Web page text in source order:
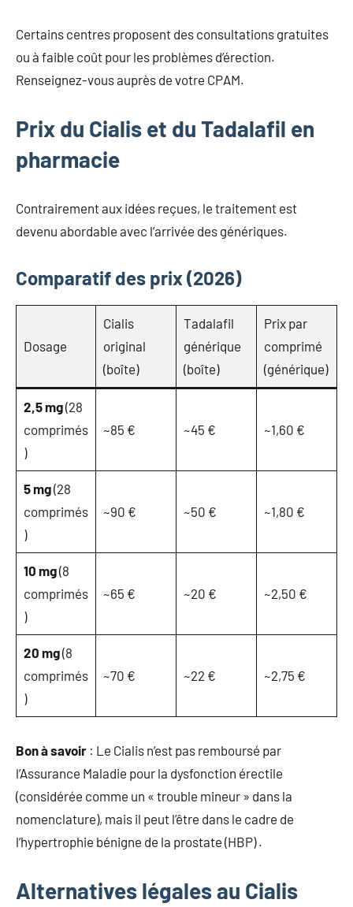
Certains centres proposent des consultations gratuites
ou à faible coût pour les problèmes d’érection.
Renseignez-vous auprès de votre CPAM.
Prix du Cialis et du Tadalafil en
pharmacie
Contrairement aux idées reçues, le traitement est
devenu abordable avec l’arrivée des génériques.
Comparatif des prix (2026)
Dosage
Cialis
original
(boîte)
Tadalafil
générique
(boîte)
Prix par
comprimé
(générique)
2,5 mg(28
comprimés
)
~85 € ~45 € ~1,60 €
5 mg(28
comprimés
)
~90 € ~50 € ~1,80 €
10 mg(8
comprimés
)
~65 € ~20 € ~2,50 €
20 mg(8
comprimés
)
~70 € ~22 € ~2,75 €
Bon à savoir : Le Cialis n’est pas remboursé par
l’Assurance Maladie pour la dysfonction érectile
(considérée comme un « trouble mineur » dans la
nomenclature), mais il peut l’être dans le cadre de
l’hypertrophie bénigne de la prostate (HBP) .
Alternatives légales au Cialis